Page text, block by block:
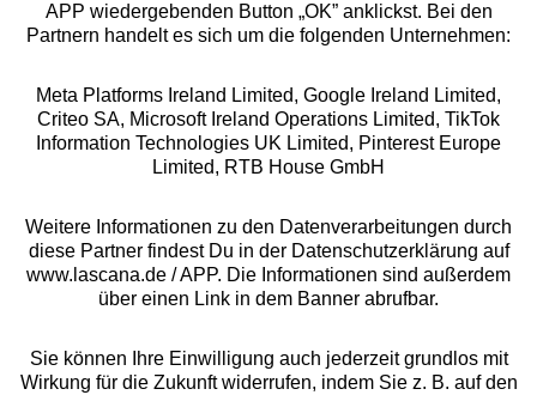
Alle Preise inkl. MwSt., zzgl.
Versandkosten
** Bonität vorausgesetzt, berechtigt zur Bonitätsprüfung
APP wiedergebenden Button „OK” anklickst. Bei den
Partnern handelt es sich um die folgenden Unternehmen:
Meta Platforms Ireland Limited, Google Ireland Limited,
Criteo SA, Microsoft Ireland Operations Limited, TikTok
Information Technologies UK Limited, Pinterest Europe
Limited, RTB House GmbH
Weitere Informationen zu den Datenverarbeitungen durch
diese Partner findest Du in der Datenschutzerklärung auf
www.lascana.de / APP. Die Informationen sind außerdem
über einen Link in dem Banner abrufbar.
Sie können Ihre Einwilligung auch jederzeit grundlos mit
Wirkung für die Zukunft widerrufen, indem Sie z. B. auf den